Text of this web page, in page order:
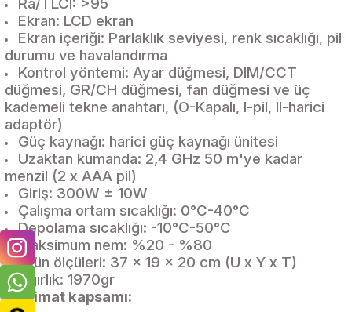
Ekran: LCD ekran
Ekran içeriği: Parlaklık seviyesi, renk sıcaklığı, pil
durumu ve havalandırma
Kontrol yöntemi: Ayar düğmesi, DIM/CCT
düğmesi, GR/CH düğmesi, fan düğmesi ve üç
kademeli tekne anahtarı, (O-Kapalı, I-pil, II-harici
adaptör)
Güç kaynağı: harici güç kaynağı ünitesi
Uzaktan kumanda: 2,4 GHz 50 m'ye kadar
menzil (2 x AAA pil)
Giriş: 300W ± 10W
Çalışma ortam sıcaklığı: 0°C-40°C
Depolama sıcaklığı: -10°C-50°C
Maksimum nem: %20 - %80
Ürün ölçüleri: 37 x 19 x 20 cm (U x Y x T)
Ağırlık: 1970gr
Teslimat kapsamı: